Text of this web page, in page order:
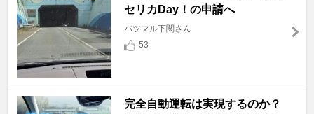
セリカDay！の申請へ
バツマル下関さん
53
完全自動運転は実現するのか？